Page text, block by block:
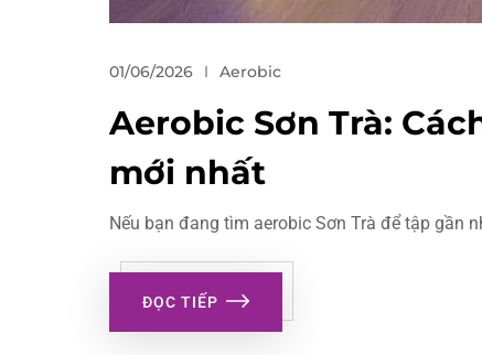
01/06/2026 Aerobic
Aerobic Sơn Trà:
mới nhất
Nếu bạn đang tìm aerobic Sơn Trà để tập gần
ĐỌC TIẾP